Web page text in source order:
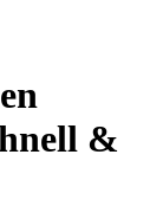
&